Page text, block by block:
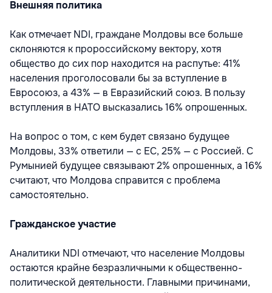
Внешняя политика
Как отмечает NDI, граждане Молдовы все больше
склоняются к пророссийскому вектору, хотя
общество до сих пор находится на распутье: 41%
населения проголосовали бы за вступление в
Евросоюз, а 43% — в Евразийский союз. В пользу
вступления в НАТО высказались 16% опрошенных.
На вопрос о том, с кем будет связано будущее
Молдовы, 33% ответили — с ЕС, 25% — с Россией. С
Румынией будущее связывают 2% опрошенных, а 16%
считают, что Молдова справится с проблема
самостоятельно.
Гражданское участие
Аналитики NDI отмечают, что население Молдовы
остаются крайне безразличными к общественно-
политической деятельности. Главными причинами,